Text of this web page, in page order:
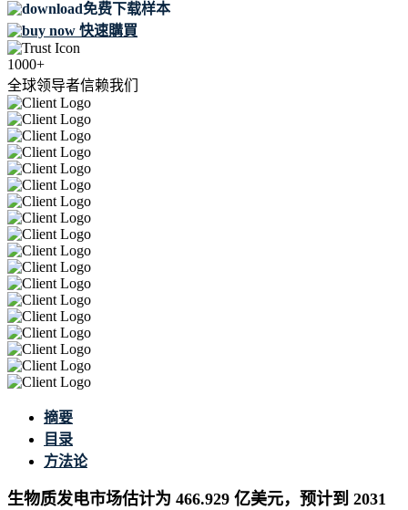
免费下载样本
快速購買
1000+
全球领导者信赖我们
摘要
目录
方法论
生物质发电市场估计为 466.929 亿美元，预计到 2031